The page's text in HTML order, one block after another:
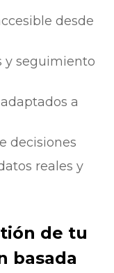
desde
y seguimiento
a
decisiones
reales y
de tu
basada